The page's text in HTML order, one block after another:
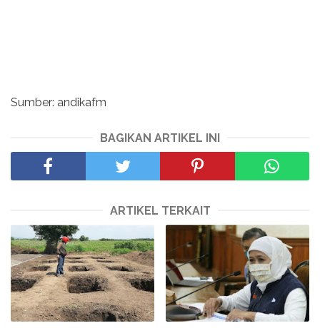
Sumber: andikafm
BAGIKAN ARTIKEL INI
ARTIKEL TERKAIT